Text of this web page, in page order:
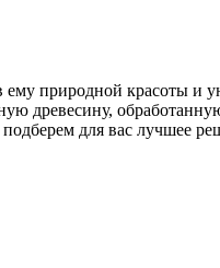
природной красоты и
древесину,
для вас лучшее